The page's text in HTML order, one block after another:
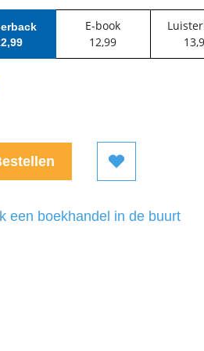
,99
E-book
12,99
13,
een boekhandel in de buurt